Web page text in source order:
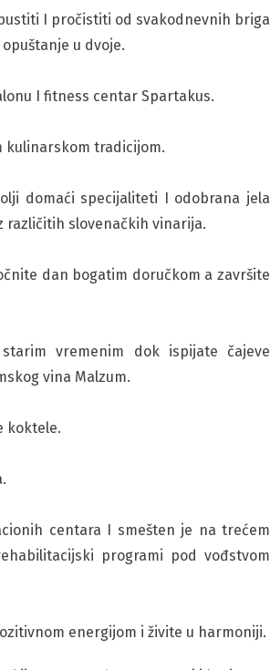
I pročistiti od svakodnevnih briga
u dvoje.
I fitness centar Spartakus.
kulinarskom tradicijom.
domaći specijaliteti I odobrana jela
različitih slovenačkih vinarija.
dan bogatim doručkom a završite
vremenim dok ispijate čajeve
vina Malzum.
koktele.
centara I smešten je na trećem
programi pod vođstvom
energijom i živite u harmoniji.